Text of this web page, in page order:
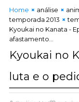
Home análise
temporada 2013
Kyoukai no Kanata -
afastamento...
Kyoukai no
luta e o